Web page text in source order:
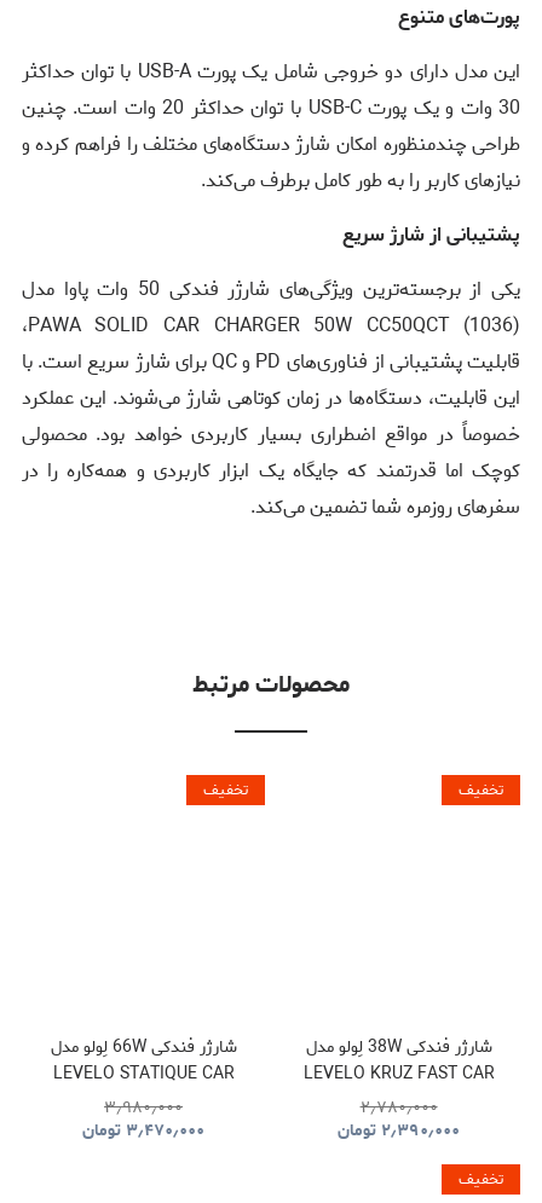
پورت‌های متنوع
این مدل دارای دو خروجی شامل یک پورت USB-A با توان حداکثر
30 وات و یک پورت USB-C با توان حداکثر 20 وات است. چنین
طراحی چندمنظوره امکان شارژ دستگاه‌های مختلف را فراهم کرده و
نیازهای کاربر را به طور کامل برطرف می‌کند.
پشتیبانی از شارژ سریع
یکی از برجسته‌ترین ویژگی‌های شارژر فندکی 50 وات پاوا مدل
(1036) PAWA SOLID CAR CHARGER 50W CC50QCT،
قابلیت پشتیبانی از فناوری‌های PD و QC برای شارژ سریع است. با
این قابلیت، دستگاه‌ها در زمان کوتاهی شارژ می‌شوند. این عملکرد
خصوصاً در مواقع اضطراری بسیار کاربردی خواهد بود. محصولی
کوچک اما قدرتمند که جایگاه یک ابزار کاربردی و همه‌کاره را در
سفرهای روزمره شما تضمین می‌کند.
محصولات مرتبط
تخفیف
شارژر فندکی 38W لِولو مدل
LEVELO KRUZ FAST CAR
CHARGER
۲٫۷۸۰٫۰۰۰
۲٫۳۹۰٫۰۰۰ تومان
تخفیف
شارژر فندکی 66W لِولو مدل
LEVELO STATIQUE CAR
CHARGER
۳٫۹۸۰٫۰۰۰
۳٫۴۷۰٫۰۰۰ تومان
تخفیف